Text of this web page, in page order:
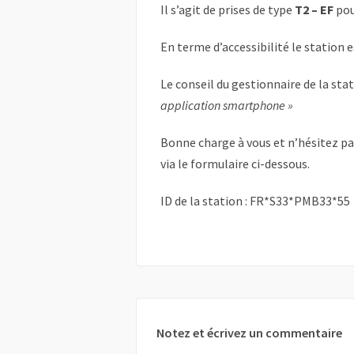
Il s’agit de prises de type T2 – EF
En terme d’accessibilité le station
Le conseil du gestionnaire de la
application smartphone »
Bonne charge à vous et n’hésitez
via le formulaire ci-dessous.
ID de la station : FR*S33*PMB33*55
Notez et écrivez un commentaire